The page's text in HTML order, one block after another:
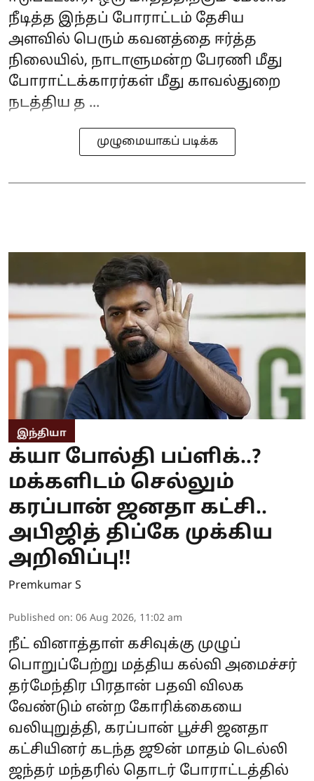
நீடித்த இந்தப் போராட்டம் தேசிய
அளவில் பெரும் கவனத்தை ஈர்த்த
நிலையில், நாடாளுமன்ற பேரணி மீது
போராட்டக்காரர்கள் மீது காவல்துறை
நடத்திய த ...
முழுமையாகப் படிக்க
இந்தியா
க்யா போல்தி பப்ளிக்..?
மக்களிடம் செல்லும்
கரப்பான் ஜனதா கட்சி..
அபிஜித் திப்கே முக்கிய
அறிவிப்பு!!
Premkumar S
Published on: 06 Aug 2026, 11:02 am
நீட் வினாத்தாள் கசிவுக்கு முழுப்
பொறுப்பேற்று மத்திய கல்வி அமைச்சர்
தர்மேந்திர பிரதான் பதவி விலக
வேண்டும் என்ற கோரிக்கையை
வலியுறுத்தி, கரப்பான் பூச்சி ஜனதா
கட்சியினர் கடந்த ஜூன் மாதம் டெல்லி
ஜந்தர் மந்தரில் தொடர் போராட்டத்தில்